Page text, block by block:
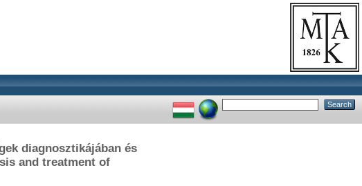
diagnosztikájában és
and treatment of